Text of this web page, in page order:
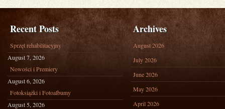
Recent Posts
Sprzęt rehabilitacyjny
August 7, 2026
Nowości i Premiery
August 6, 2026
Fotoksiążki i Fotoalbumy
August 5, 2026
Archives
August 2026
July 2026
June 2026
May 2026
April 2026